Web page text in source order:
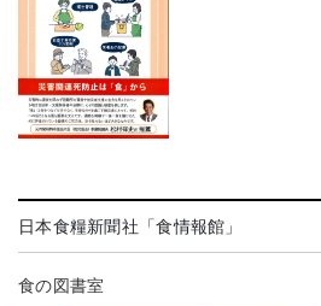
日本食糧新聞社「食情報館」
食の図書室